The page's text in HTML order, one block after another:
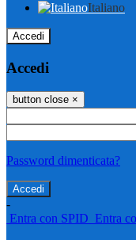
Italiano
Accedi
Accedi
button close ×
Password dimenticata?
-
Entra con SPID Entra